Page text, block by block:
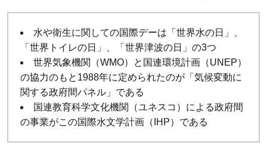
水や衛生に関しての国際デーは「世界水の日」、
「世界トイレの日」、「世界津波の日」の3つ
世界気象機関（WMO）と国連環境計画（UNEP）
の協力のもと1988年に定められたのが「気候変動に
関する政府間パネル」である
国連教育科学文化機関（ユネスコ）による政府間
の事業がこの国際水文学計画（IHP）である